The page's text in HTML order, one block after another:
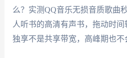
么？实测QQ音乐无损音质歌曲
人听书的高清有声书，拖动时
独享不是共享带宽，高峰期也不